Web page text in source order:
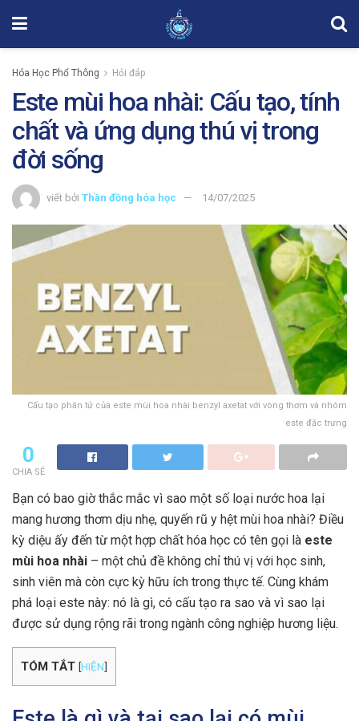
Hóa Học Phổ Thông Hỏi đáp
Este mùi hoa nhài: Cấu tạo, tính
chất và ứng dụng thú vị trong
đời sống
viết bởi Thần đồng hóa học 14/07/2025
Cấu tạo phân tử của este mùi hoa nhài benzyl axetat với vòng thơm và nhóm
este đặc trưng
0
CHIA SẺ
Bạn có bao giờ thắc mắc vì sao một số loại nước hoa lại
mang hương thơm dịu nhẹ, quyến rũ y hệt mùi hoa nhài? Điều
kỳ diệu ấy đến từ một hợp chất hóa học có tên gọi là este
mùi hoa nhài – một chủ đề không chỉ thú vị với học sinh,
sinh viên mà còn cực kỳ hữu ích trong thực tế. Cùng khám
phá loại este này: nó là gì, có cấu tạo ra sao và vì sao lại
được sử dụng rộng rãi trong ngành công nghiệp hương liệu.
TÓM TẮT [HIỆN]